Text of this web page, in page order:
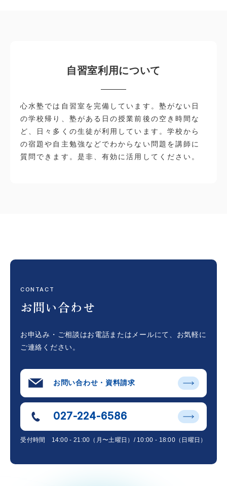
自習室利用について
心水塾では自習室を完備しています。塾がない日
の学校帰り、塾がある日の授業前後の空き時間な
ど、日々多くの生徒が利用しています。学校から
の宿題や自主勉強などでわからない問題を講師に
質問できます。是非、有効に活用してください。
CONTACT
お問い合わせ
お申込み・ご相談はお電話またはメールにて、 お気軽に
ご連絡ください。
お問い合わせ・資料請求
027-224-6586
受付時間 14:00 - 21:00（月〜土曜日）/ 10:00 - 18:00（日曜日）